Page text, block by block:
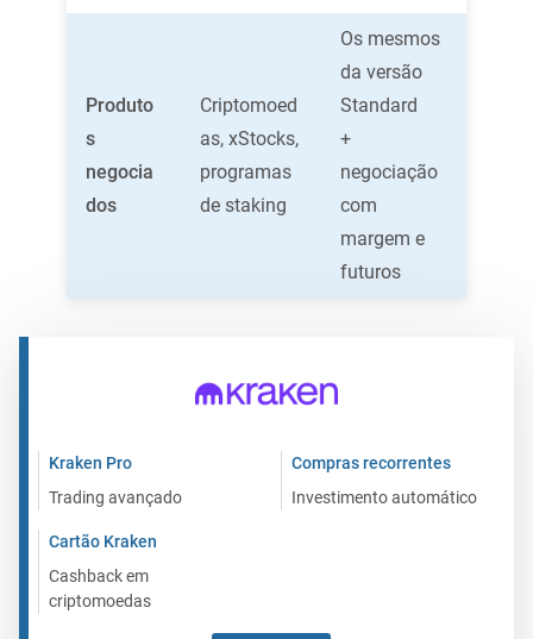
Produto
s
negocia
dos
Criptomoed
as, xStocks,
programas
de staking
Os mesmos
da versão
Standard
+
negociação
com
margem e
futuros
Kraken Pro
Trading avançado
Compras recorrentes
Investimento automático
Cartão Kraken
Cashback em
criptomoedas